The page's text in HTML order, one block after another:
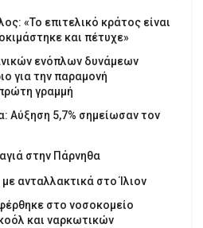
«Το επιτελικό κράτος είναι
και πέτυχε»
ενόπλων δυνάμεων
για την παραμονή
γραμμή
Αύξηση 5,7% σημείωσαν τον
στην Πάρνηθα
ανταλλακτικά στο Ίλιον
στο νοσοκομείο
και ναρκωτικών